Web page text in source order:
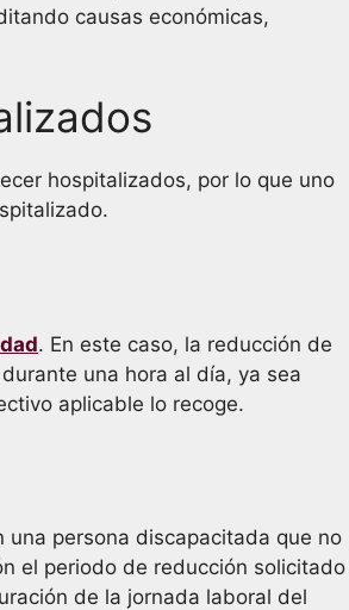
causas económicas,
hospitalizados, por lo que uno
. En este caso, la reducción de
una hora al día, ya sea
aplicable lo recoge.
persona discapacitada que no
el periodo de reducción solicitado
de la jornada laboral del